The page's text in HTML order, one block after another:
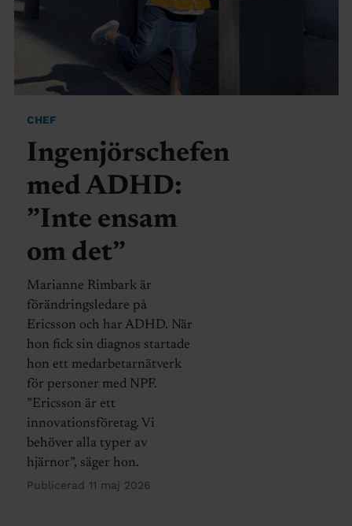
CHEF
Ingenjörschefen
med ADHD:
”Inte ensam
om det”
Marianne Rimbark är
förändringsledare på
Ericsson och har ADHD. När
hon fick sin diagnos startade
hon ett medarbetarnätverk
för personer med NPF.
”Ericsson är ett
innovationsföretag. Vi
behöver alla typer av
hjärnor”, säger hon.
Publicerad 11 maj 2026